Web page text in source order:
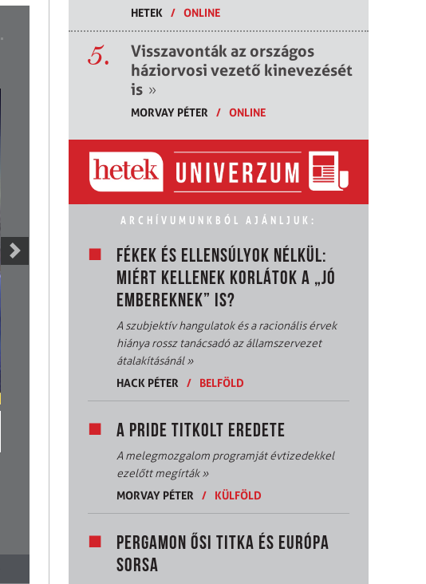
Next
HETEK / ONLINE
5.
Visszavonták az országos
háziorvosi vezető kinevezését
is »
MORVAY PÉTER / ONLINE
ARCHÍVUMUNKBÓL AJÁNLJUK:
FÉKEK ÉS ELLENSÚLYOK NÉLKÜL:
MIÉRT KELLENEK KORLÁTOK A „JÓ
EMBEREKNEK” IS?
A szubjektív hangulatok és a racionális érvek
hiánya rossz tanácsadó az államszervezet
átalakításánál»
HACK PÉTER
/ BELFÖLD
A PRIDE TITKOLT EREDETE
A melegmozgalom programját évtizedekkel
ezelőtt megírták»
MORVAY PÉTER
/ KÜLFÖLD
PERGAMON ŐSI TITKA ÉS EURÓPA
SORSA